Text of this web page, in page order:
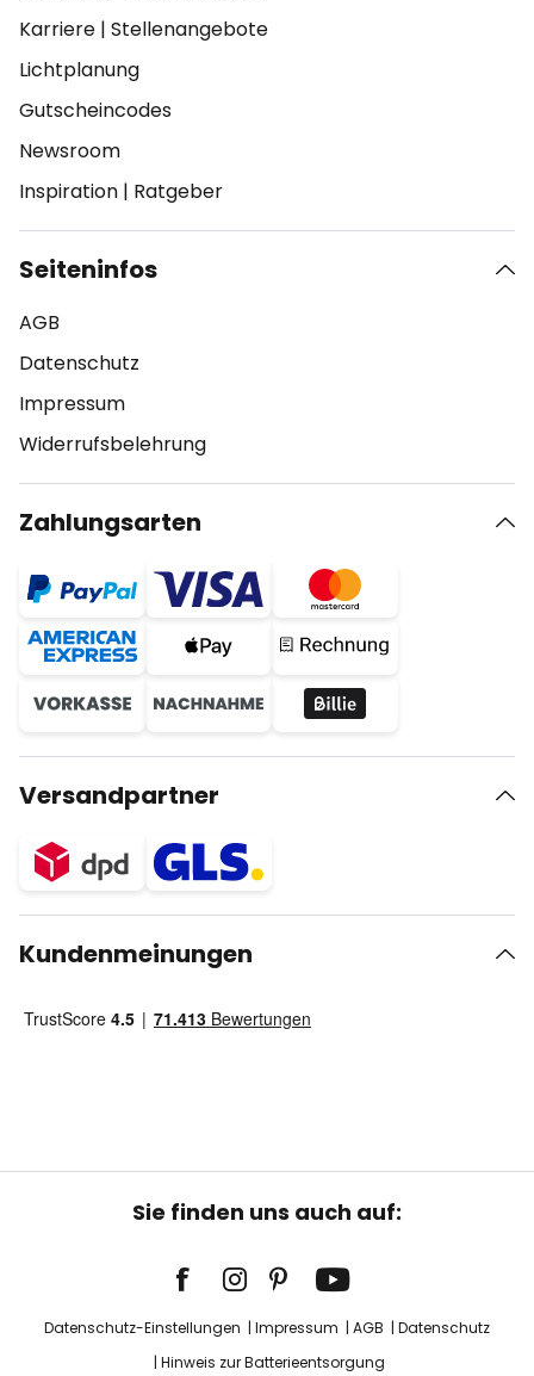
Karriere | Stellenangebote
Lichtplanung
Gutscheincodes
Newsroom
Inspiration | Ratgeber
Seiteninfos
AGB
Datenschutz
Impressum
Widerrufsbelehrung
Zahlungsarten
Versandpartner
Kundenmeinungen
Sie finden uns auch auf:
Datenschutz-Einstellungen Impressum AGB
Datenschutz
Hinweis zur Batterieentsorgung